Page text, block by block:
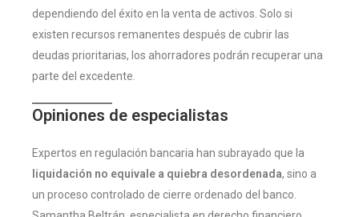
dependiendo del éxito en la venta de activos. Solo si
existen recursos remanentes después de cubrir las
deudas prioritarias, los ahorradores podrán recuperar una
parte del excedente.
Opiniones de especialistas
Expertos en regulación bancaria han subrayado que la
liquidación no equivale a quiebra desordenada, sino a
un proceso controlado de cierre ordenado del banco.